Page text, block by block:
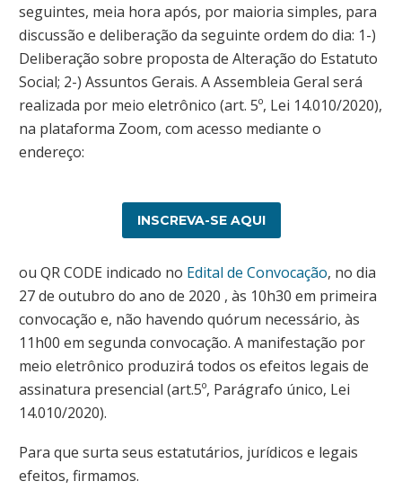
seguintes, meia hora após, por maioria simples, para
discussão e deliberação da seguinte ordem do dia: 1-)
Deliberação sobre proposta de Alteração do Estatuto
Social; 2-) Assuntos Gerais. A Assembleia Geral será
realizada por meio eletrônico (art. 5º, Lei 14.010/2020),
na plataforma Zoom, com acesso mediante o
endereço:
INSCREVA-SE AQUI
ou QR CODE indicado no Edital de Convocação, no dia
27 de outubro do ano de 2020 , às 10h30 em primeira
convocação e, não havendo quórum necessário, às
11h00 em segunda convocação. A manifestação por
meio eletrônico produzirá todos os efeitos legais de
assinatura presencial (art.5º, Parágrafo único, Lei
14.010/2020).
Para que surta seus estatutários, jurídicos e legais
efeitos, firmamos.